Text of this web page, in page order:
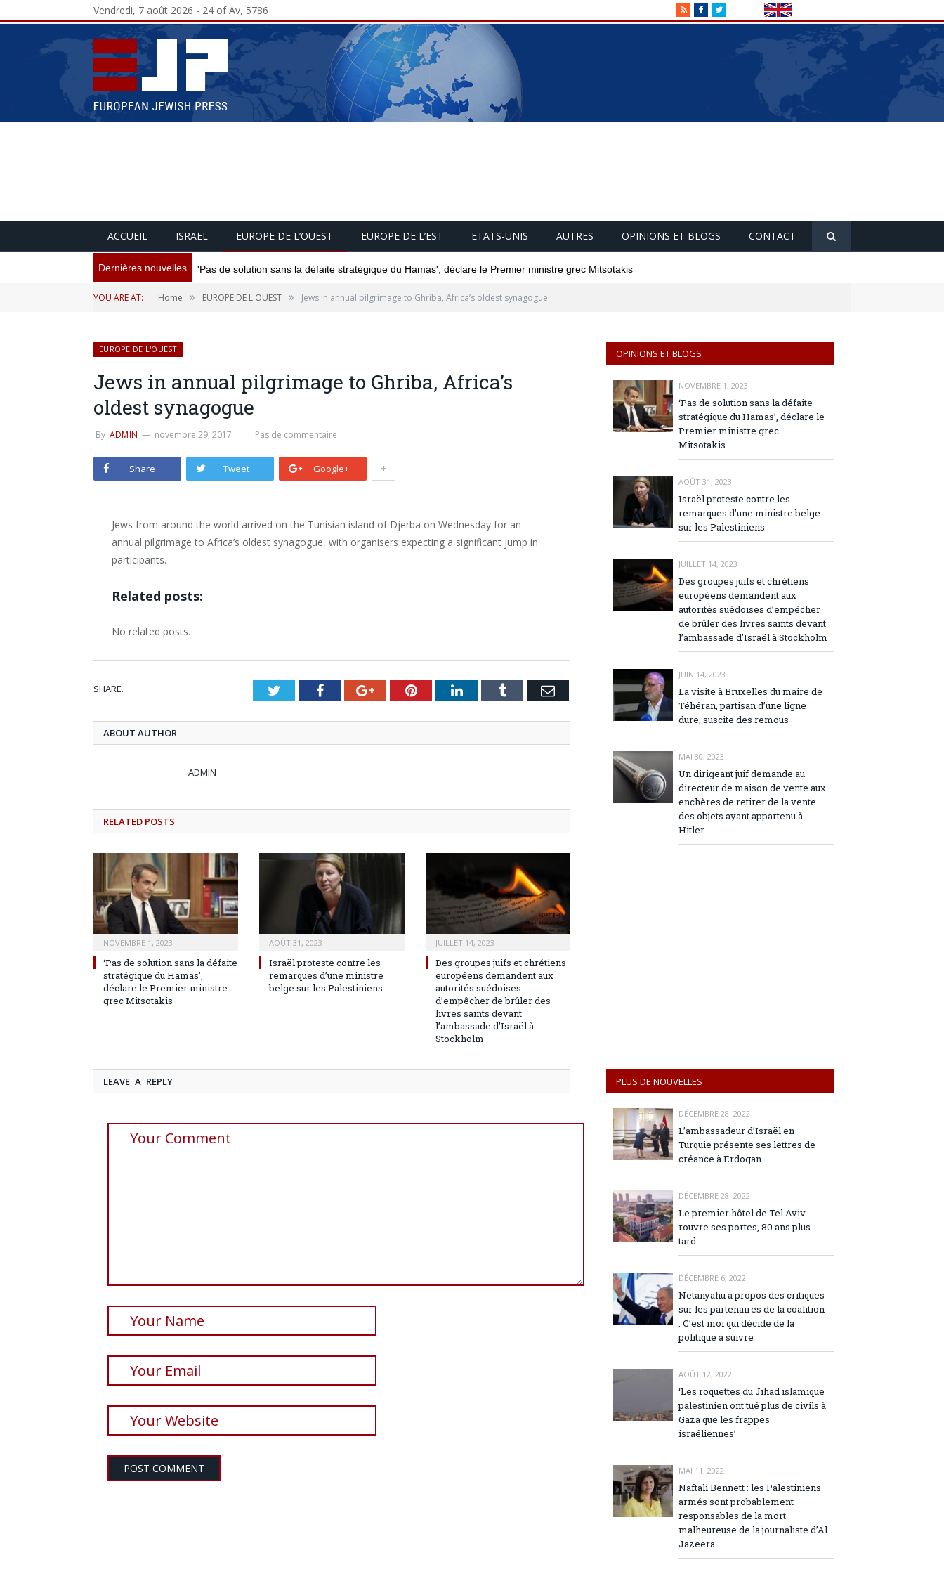
RSSFacebookTwitter
Vendredi, 7 août 2026 - 24 of Av, 5786
ACCUEIL ISRAEL EUROPE DE L’OUEST EUROPE DE L’EST ETATS-UNIS AUTRES OPINIONS ET BLOGS CONTACT
Dernières nouvelles 'Pas de solution sans la défaite stratégique du Hamas', déclare le Premier ministre grec Mitsotakis
YOU ARE AT: Home » EUROPE DE L'OUEST » Jews in annual pilgrimage to Ghriba, Africa’s oldest synagogue
EUROPE DE L'OUEST
Jews in annual pilgrimage to Ghriba, Africa’s
oldest synagogue
By ADMIN novembre 29, 2017 Pas de commentaire
Share Tweet Google+ +
Jews from around the world arrived on the Tunisian island of Djerba on Wednesday for an
annual pilgrimage to Africa’s oldest synagogue, with organisers expecting a significant jump in
participants.
Related posts:
No related posts.
SHARE. TwitterFacebookGoogle+PinterestLinkedInTumblr Email
ABOUT AUTHOR
ADMIN
RELATED POSTS
NOVEMBRE 1, 2023
‘Pas de solution sans la défaite
stratégique du Hamas’,
déclare le Premier ministre
grec Mitsotakis
AOÛT 31, 2023
Israël proteste contre les
remarques d’une ministre
belge sur les Palestiniens
JUILLET 14, 2023
Des groupes juifs et chrétiens
européens demandent aux
autorités suédoises
d’empêcher de brûler des
livres saints devant
l’ambassade d’Israël à
Stockholm
LEAVE A REPLY
OPINIONS ET BLOGS
NOVEMBRE 1, 2023
‘Pas de solution sans la défaite
stratégique du Hamas’, déclare le
Premier ministre grec
Mitsotakis
AOÛT 31, 2023
Israël proteste contre les
remarques d’une ministre belge
sur les Palestiniens
JUILLET 14, 2023
Des groupes juifs et chrétiens
européens demandent aux
autorités suédoises d’empêcher
de brûler des livres saints devant
l’ambassade d’Israël à Stockholm
JUIN 14, 2023
La visite à Bruxelles du maire de
Téhéran, partisan d’une ligne
dure, suscite des remous
MAI 30, 2023
Un dirigeant juif demande au
directeur de maison de vente aux
enchères de retirer de la vente
des objets ayant appartenu à
Hitler
PLUS DE NOUVELLES
DÉCEMBRE 28, 2022
L’ambassadeur d’Israël en
Turquie présente ses lettres de
créance à Erdogan
DÉCEMBRE 28, 2022
Le premier hôtel de Tel Aviv
rouvre ses portes, 80 ans plus
tard
DÉCEMBRE 6, 2022
Netanyahu à propos des critiques
sur les partenaires de la coalition
: C’est moi qui décide de la
politique à suivre
AOÛT 12, 2022
‘Les roquettes du Jihad islamique
palestinien ont tué plus de civils à
Gaza que les frappes
israéliennes’
MAI 11, 2022
Naftali Bennett : les Palestiniens
armés sont probablement
responsables de la mort
malheureuse de la journaliste d’Al
Jazeera